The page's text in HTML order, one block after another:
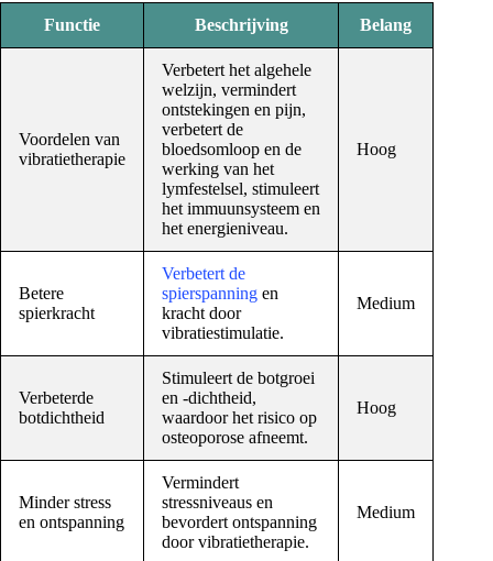
Functie Beschrijving Belang
Voordelen van
vibratietherapie
Verbetert het algehele
welzijn, vermindert
ontstekingen en pijn,
verbetert de
bloedsomloop en de
werking van het
lymfestelsel, stimuleert
het immuunsysteem en
het energieniveau.
Hoog
Betere
spierkracht
Verbetert de
spierspanning en
kracht door
vibratiestimulatie.
Medium
Verbeterde
botdichtheid
Stimuleert de botgroei
en -dichtheid,
waardoor het risico op
osteoporose afneemt.
Hoog
Minder stress
en ontspanning
Vermindert
stressniveaus en
bevordert ontspanning
door vibratietherapie.
Medium